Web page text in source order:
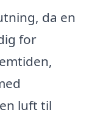
da en
for
luft til